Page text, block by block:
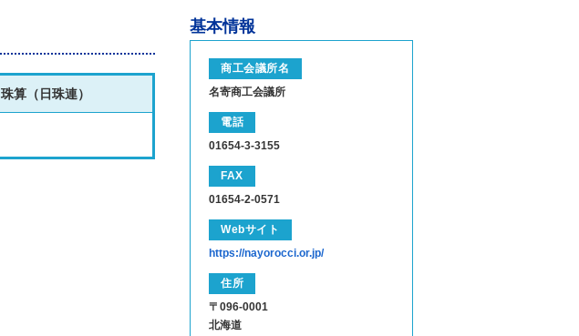
珠算（日珠連）
基本情報
商工会議所名
名寄商工会議所
電話
01654-3-3155
FAX
01654-2-0571
Webサイト
https://nayorocci.or.jp/
住所
〒096-0001
北海道